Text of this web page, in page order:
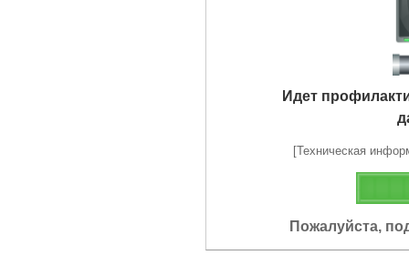
Идет
[Техническая
Пожалуйста,